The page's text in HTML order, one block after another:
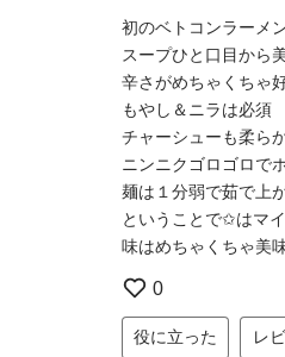
初のベトコンラーメ
スープひと口目から
辛さがめちゃくちゃ
もやし＆ニラは必須
チャーシューも柔ら
ニンニクゴロゴロで
麺は１分弱で茹で上
ということで✩はマ
味はめちゃくちゃ美
0
役に立った レ